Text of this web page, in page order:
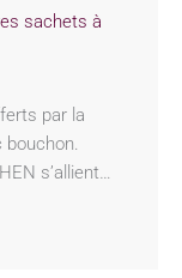
sachets à
par la
s’allient…